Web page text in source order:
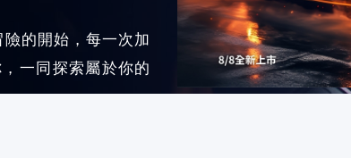
的開始，每一次加
一同探索屬於你的